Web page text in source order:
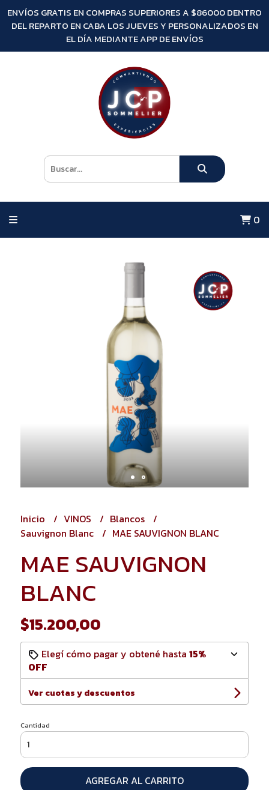
ENVÍOS GRATIS EN COMPRAS SUPERIORES A $86000 DENTRO
DEL REPARTO EN CABA LOS JUEVES Y PERSONALIZADOS EN
EL DÍA MEDIANTE APP DE ENVÍOS
0
Inicio VINOS
Blancos
Sauvignon Blanc
MAE SAUVIGNON BLANC
MAE SAUVIGNON
BLANC
$15.200,00
Elegí cómo pagar y obtené hasta 15%
OFF
Ver cuotas y descuentos
Cantidad
AGREGAR AL CARRITO